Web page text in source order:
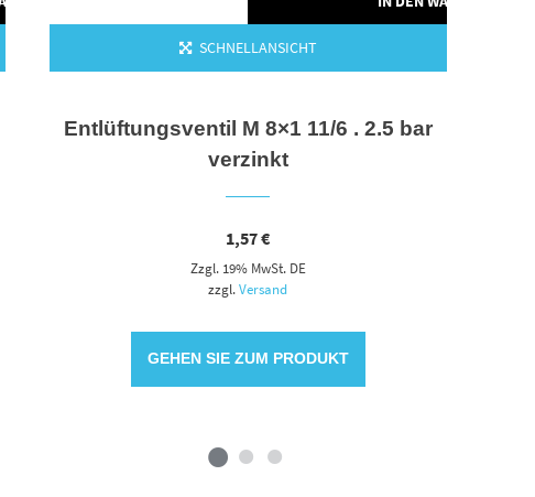
SCHNELLANSICHT
Entlüftungsventil M 8×1 11/6 . 2.5 bar
verzinkt
1,57€
Zzgl. 19% MwSt. DE
zzgl.Versand
GEHEN SIE ZUM PRODUKT